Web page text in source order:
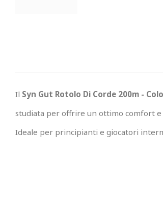
Il Syn Gut Rotolo Di Corde 200m -
studiata per offrire un ottimo comfort
Ideale per principianti e giocatori